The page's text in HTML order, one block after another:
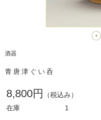
酒器
青唐津ぐい呑
8,800円
（税込み）
在庫
1